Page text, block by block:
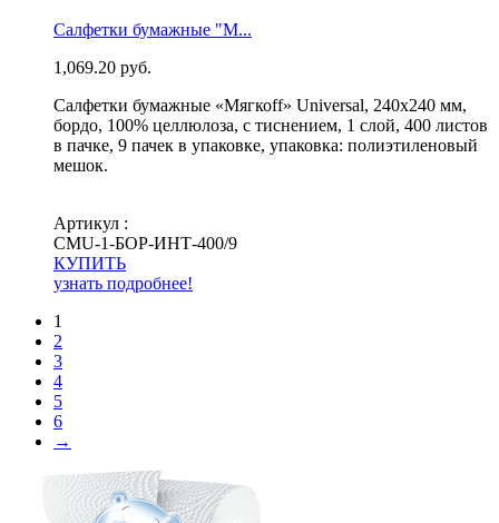
Салфетки бумажные "М...
1,069.20 руб.
Салфетки бумажные «Мягкоff» Universal, 240х240 мм,
бордо, 100% целлюлоза, с тиснением, 1 слой, 400 листов
в пачке, 9 пачек в упаковке, упаковка: полиэтиленовый
мешок.
Артикул :
СМU-1-БОР-ИНТ-400/9
КУПИТЬ
узнать подробнее!
1
2
3
4
5
6
→